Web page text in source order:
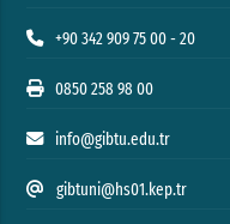
+90 342 909 75 00 - 20
0850 258 98 00
info@gibtu.edu.tr
gibtuni@hs01.kep.tr